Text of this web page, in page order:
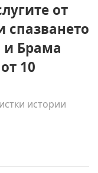
от
спазването
и Брама
10
истории